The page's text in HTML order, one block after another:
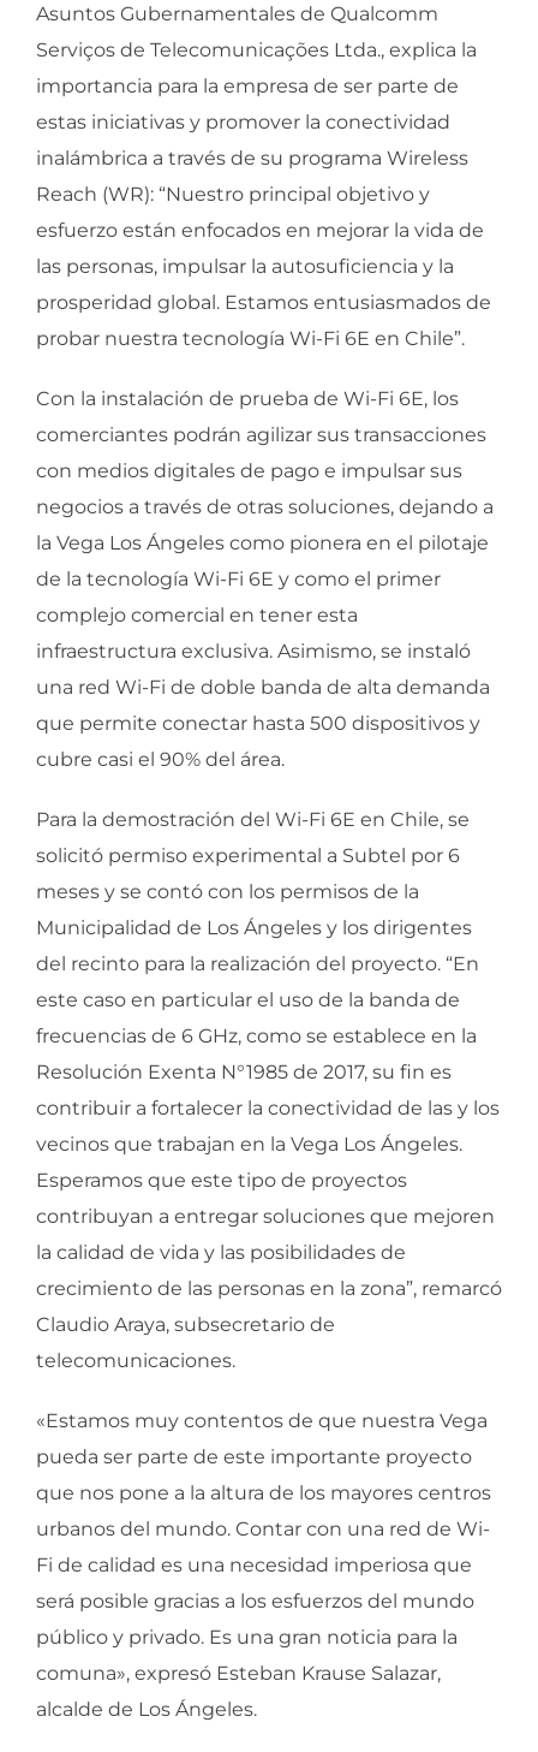
Asuntos Gubernamentales de Qualcomm
Serviços de Telecomunicações Ltda., explica la
importancia para la empresa de ser parte de
estas iniciativas y promover la conectividad
inalámbrica a través de su programa Wireless
Reach (WR): “Nuestro principal objetivo y
esfuerzo están enfocados en mejorar la vida de
las personas, impulsar la autosuficiencia y la
prosperidad global. Estamos entusiasmados de
probar nuestra tecnología Wi-Fi 6E en Chile”.
Con la instalación de prueba de Wi-Fi 6E, los
comerciantes podrán agilizar sus transacciones
con medios digitales de pago e impulsar sus
negocios a través de otras soluciones, dejando a
la Vega Los Ángeles como pionera en el pilotaje
de la tecnología Wi-Fi 6E y como el primer
complejo comercial en tener esta
infraestructura exclusiva. Asimismo, se instaló
una red Wi-Fi de doble banda de alta demanda
que permite conectar hasta 500 dispositivos y
cubre casi el 90% del área.
Para la demostración del Wi-Fi 6E en Chile, se
solicitó permiso experimental a Subtel por 6
meses y se contó con los permisos de la
Municipalidad de Los Ángeles y los dirigentes
del recinto para la realización del proyecto. “En
este caso en particular el uso de la banda de
frecuencias de 6 GHz, como se establece en la
Resolución Exenta N°1985 de 2017, su fin es
contribuir a fortalecer la conectividad de las y los
vecinos que trabajan en la Vega Los Ángeles.
Esperamos que este tipo de proyectos
contribuyan a entregar soluciones que mejoren
la calidad de vida y las posibilidades de
crecimiento de las personas en la zona”, remarcó
Claudio Araya, subsecretario de
telecomunicaciones.
«Estamos muy contentos de que nuestra Vega
pueda ser parte de este importante proyecto
que nos pone a la altura de los mayores centros
urbanos del mundo. Contar con una red de Wi-
Fi de calidad es una necesidad imperiosa que
será posible gracias a los esfuerzos del mundo
público y privado. Es una gran noticia para la
comuna», expresó Esteban Krause Salazar,
alcalde de Los Ángeles.